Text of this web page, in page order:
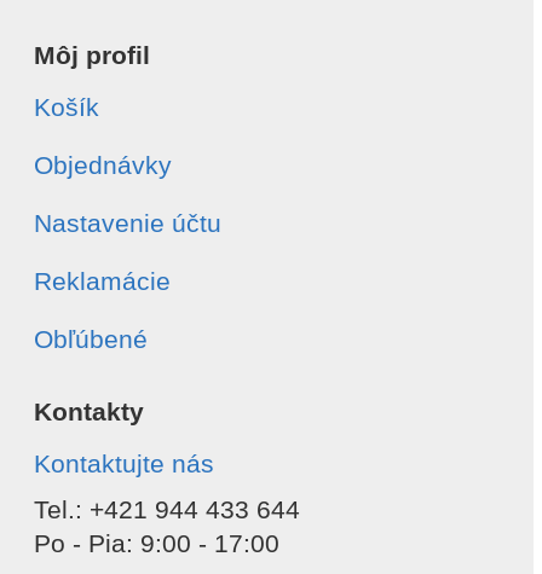
Môj profil
Košík
Objednávky
Nastavenie účtu
Reklamácie
Obľúbené
Kontakty
Kontaktujte nás
Tel.: +421 944 433 644
Po - Pia: 9:00 - 17:00